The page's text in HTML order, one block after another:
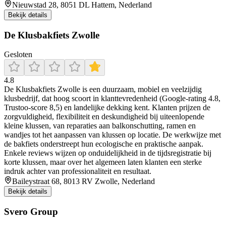
Nieuwstad 28, 8051 DL Hattem, Nederland
Bekijk details
De Klusbakfiets Zwolle
Gesloten
4.8
De Klusbakfiets Zwolle is een duurzaam, mobiel en veelzijdig
klusbedrijf, dat hoog scoort in klanttevredenheid (Google-rating 4.8,
Trustoo-score 8,5) en landelijke dekking kent. Klanten prijzen de
zorgvuldigheid, flexibiliteit en deskundigheid bij uiteenlopende
kleine klussen, van reparaties aan balkonschutting, ramen en
wandjes tot het aanpassen van klussen op locatie. De werkwijze met
de bakfiets onderstreept hun ecologische en praktische aanpak.
Enkele reviews wijzen op onduidelijkheid in de tijdsregistratie bij
korte klussen, maar over het algemeen laten klanten een sterke
indruk achter van professionaliteit en resultaat.
Baileystraat 68, 8013 RV Zwolle, Nederland
Bekijk details
Svero Group